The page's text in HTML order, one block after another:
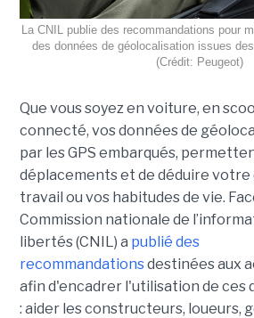
La CNIL publie des recommandations pour
des données de géolocalisation issues
(Crédit: Peugeot)
Que vous soyez en voiture, en
connecté, vos données de
par les GPS embarqués,
déplacements et de déduire
travail ou vos habitudes de vie.
Commission nationale de
libertés (CNIL) a publié des
recommandationsdestinées aux
afin d'encadrer l'utilisation de ces
: aider les constructeurs, loueurs,